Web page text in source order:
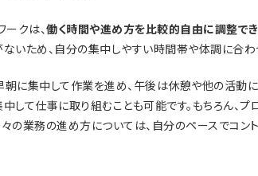
ークは、働く時間や進め方を比較的自由に調整で
いため、自分の集中しやすい時間帯や体調に合わ
に集中して作業を進め、午後は休憩や他の活動
して仕事に取り組むことも可能です。もちろん、
の業務の進め方については、自分のペースでコント